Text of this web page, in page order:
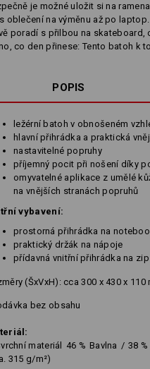
je možné uložit si na
oblečení na výměnu až po
poradí s přilbou na skateboard,
co den přinese: Tento batoh k
POPIS
ležérní batoh v obnošeném
hlavní přihrádka a praktická
nastavitelné popruhy
příjemný pocit při nošení díky
omyvatelné aplikace z umělé
na vnějších stranách popruhů
vybavení:
prostorná přihrádka na
praktický držák na nápoje
přídavná vnitřní přihrádka na zip
(ŠxVxH): cca 300 x 430 x 110
bez obsahu
materiál
46 % Bavlna / 38 %
315 g/m²)